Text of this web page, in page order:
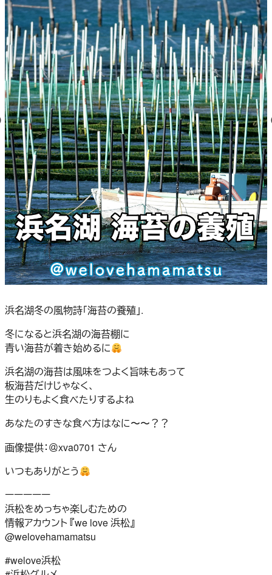
浜名湖冬の風物詩「海苔の養殖」.
冬になると浜名湖の海苔棚に
青い海苔が着き始めるに
浜名湖の海苔は風味をつよく旨味もあって
板海苔だけじゃなく、
生のりもよく食べたりするよね
あなたのすきな食べ方はなに〜〜？？
画像提供：＠xva0701 さん
いつもありがとう
ーーーーー
浜松をめっちゃ楽しむための
情報アカウント 『we love 浜松』
@welovehamamatsu
#welove浜松